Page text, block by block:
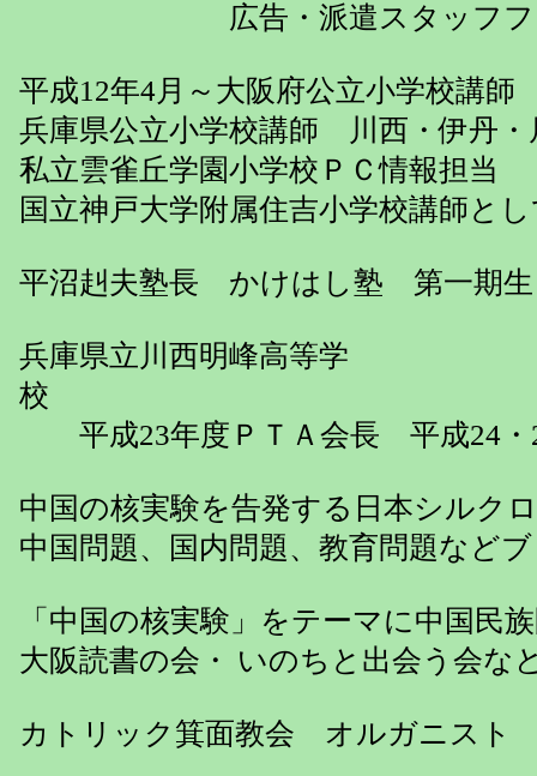
広告・派遣スタッフフォロ
平成12年4月～大阪府公立小学校講
兵庫県公立小学校講師 川西・伊丹・
私立雲雀丘学園小学校ＰＣ情報担当
国立神戸大学附属住吉小学校講師と
平沼赳夫塾長 かけはし塾 第一期生
兵庫県立川西明峰高等学
平成23年度ＰＴＡ会長 平成24・
中国の核実験を告発する日本シルク
中国問題、国内問題、教育問題など
「中国の核実験」をテーマに中国民
大阪読書の会・ いのちと出会う会な
カトリック箕面教会 オルガニスト